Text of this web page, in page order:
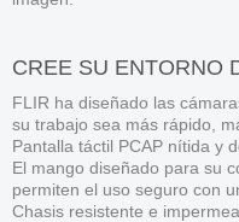
CREE SU ENTORNO
FLIR ha diseñado las
su trabajo sea más rápido,
Pantalla táctil PCAP nítida y
El mango diseñado para su
permiten el uso seguro con
Chasis resistente e